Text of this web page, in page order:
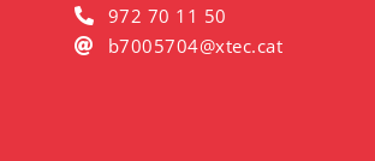
972 70 11 50
b7005704@xtec.cat